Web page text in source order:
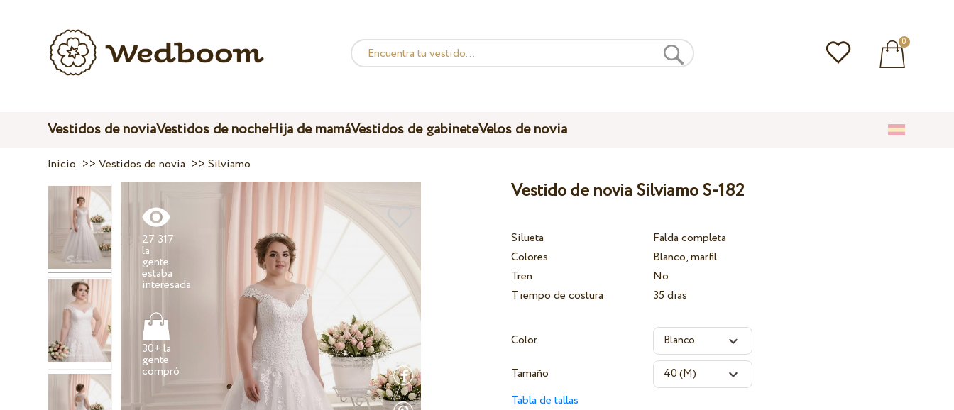
0
Vestidos de noviaVestidos de nocheHija de mamáVestidos de gabineteVelos de novia
Inicio >>Vestidos de novia >>Silviamo
27 317
la
gente
estaba
30+ la
gente
Vestido de novia Silviamo S-182
Silueta
Falda completa
Colores
Blanco, marfil
Tren
No
Tiempo de costura
35 dias
Color
Tamaño
Tabla de tallas